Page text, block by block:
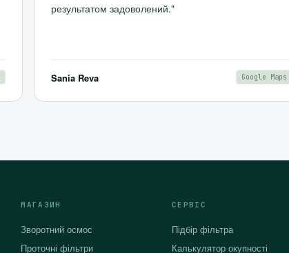
результатом задоволений."
Sania Reva Google Maps
МАГАЗИН
Зворотний осмос
Проточні фільтри
СЕРВІС
Підбір фільтра
Калькулятор окупності